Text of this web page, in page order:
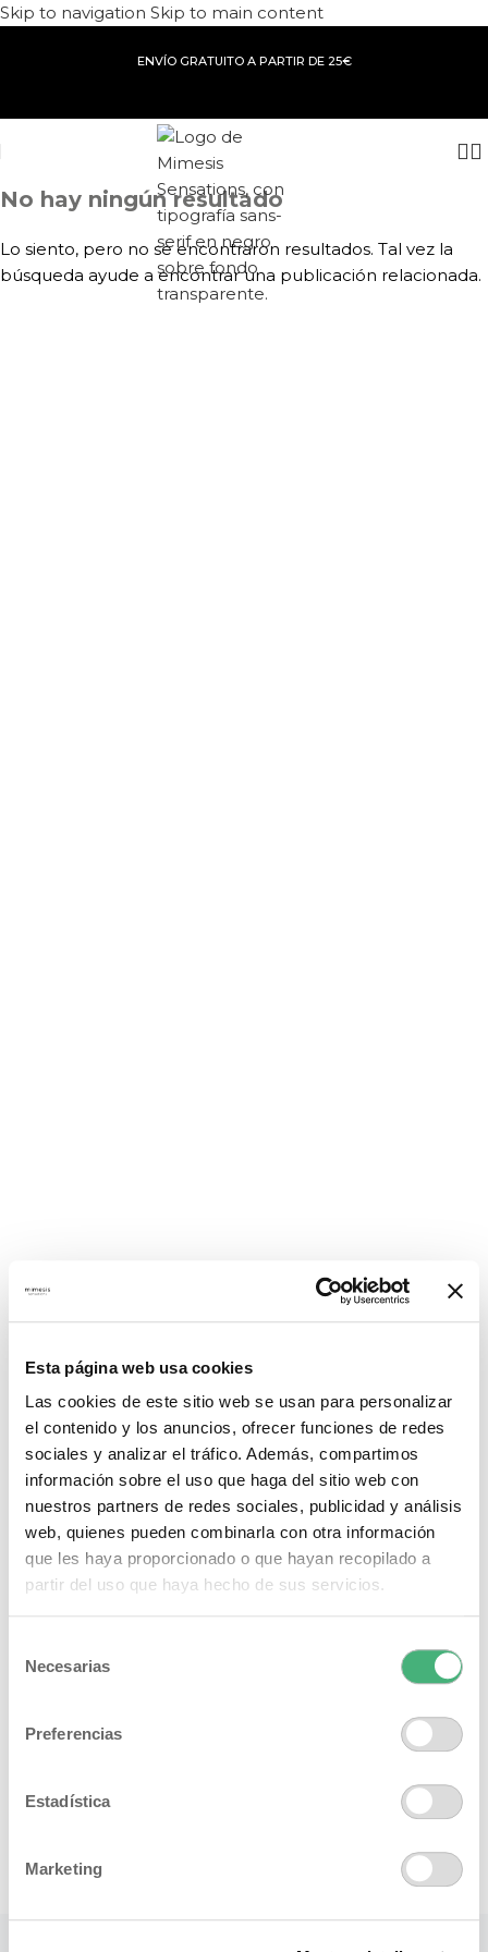
Esta página web usa cookies
Las cookies de este sitio web se usan para personalizar
el contenido y los anuncios, ofrecer funciones de redes
sociales y analizar el tráfico. Además, compartimos
información sobre el uso que haga del sitio web con
nuestros partners de redes sociales, publicidad y análisis
web, quienes pueden combinarla con otra información
que les haya proporcionado o que hayan recopilado a
partir del uso que haya hecho de sus servicios.
Necesarias
Preferencias
Estadística
Marketing
Skip to navigation Skip to main content
ENVÍO GRATUITO A PARTIR DE 25€
No hay ningún resultado
Lo siento, pero no se encontraron resultados. Tal vez la
búsqueda ayude a encontrar una publicación relacionada.